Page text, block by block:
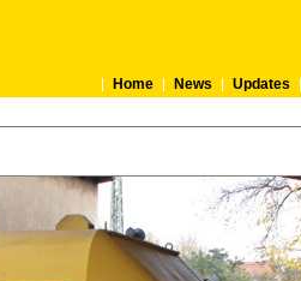
Home News Updates